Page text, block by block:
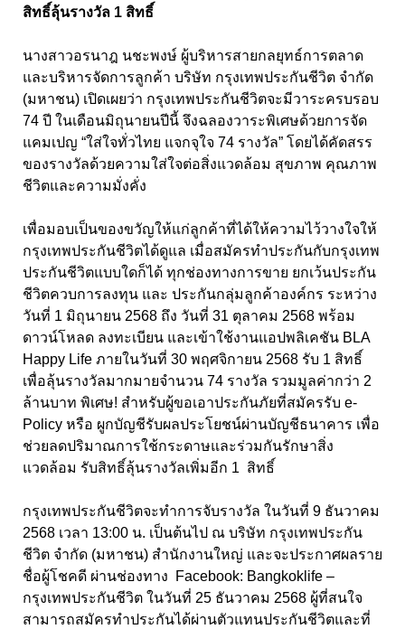
สิทธิ์ลุ้นรางวัล 1 สิทธิ์
นางสาวอรนาฎ นชะพงษ์ ผู้บริหารสายกลยุทธ์การตลาด
และบริหารจัดการลูกค้า บริษัท กรุงเทพประกันชีวิต จำกัด
(มหาชน) เปิดเผยว่า กรุงเทพประกันชีวิตจะมีวาระครบรอบ
74 ปี ในเดือนมิถุนายนปีนี้ จึงฉลองวาระพิเศษด้วยการจัด
แคมเปญ “ใส่ใจทั่วไทย แจกจุใจ 74 รางวัล” โดยได้คัดสรร
ของรางวัลด้วยความใส่ใจต่อสิ่งแวดล้อม สุขภาพ คุณภาพ
ชีวิตและความมั่งคั่ง
เพื่อมอบเป็นของขวัญให้แก่ลูกค้าที่ได้ให้ความไว้วางใจให้
กรุงเทพประกันชีวิตได้ดูแล เมื่อสมัครทำประกันกับกรุงเทพ
ประกันชีวิตแบบใดก็ได้ ทุกช่องทางการขาย ยกเว้นประกัน
ชีวิตควบการลงทุน และ ประกันกลุ่มลูกค้าองค์กร ระหว่าง
วันที่ 1 มิถุนายน 2568 ถึง วันที่ 31 ตุลาคม 2568 พร้อม
ดาวน์โหลด ลงทะเบียน และเข้าใช้งานแอปพลิเคชัน BLA
Happy Life ภายในวันที่ 30 พฤศจิกายน 2568 รับ 1 สิทธิ์
เพื่อลุ้นรางวัลมากมายจำนวน 74 รางวัล รวมมูลค่ากว่า 2
ล้านบาท พิเศษ! สำหรับผู้ขอเอาประกันภัยที่สมัครรับ e-
Policy หรือ ผูกบัญชีรับผลประโยชน์ผ่านบัญชีธนาคาร เพื่อ
ช่วยลดปริมาณการใช้กระดาษและร่วมกันรักษาสิ่ง
แวดล้อม รับสิทธิ์ลุ้นรางวัลเพิ่มอีก 1 สิทธิ์
กรุงเทพประกันชีวิตจะทำการจับรางวัล ในวันที่ 9 ธันวาคม
2568 เวลา 13:00 น. เป็นต้นไป ณ บริษัท กรุงเทพประกัน
ชีวิต จำกัด (มหาชน) สำนักงานใหญ่ และจะประกาศผลราย
ชื่อผู้โชคดี ผ่านช่องทาง Facebook: Bangkoklife –
กรุงเทพประกันชีวิต ในวันที่ 25 ธันวาคม 2568 ผู้ที่สนใจ
สามารถสมัครทำประกันได้ผ่านตัวแทนประกันชีวิตและที่